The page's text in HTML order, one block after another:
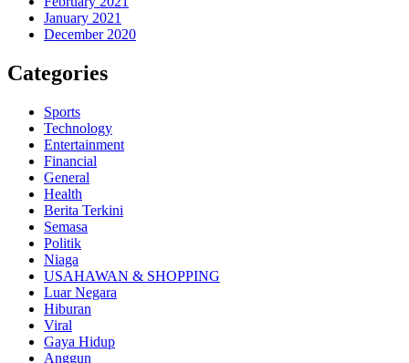
January 2021
December 2020
Categories
Sports
Technology
Entertainment
Financial
General
Health
Berita Terkini
Semasa
Politik
Niaga
USAHAWAN & SHOPPING
Luar Negara
Hiburan
Viral
Gaya Hidup
Anggun